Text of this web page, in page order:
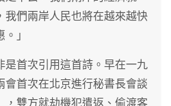
我們兩岸人民也將在越來越快
」
是首次引用這首詩。早在一九
會首次在北京進行秘書長會談
，雙方就劫機犯遣返、偷渡客